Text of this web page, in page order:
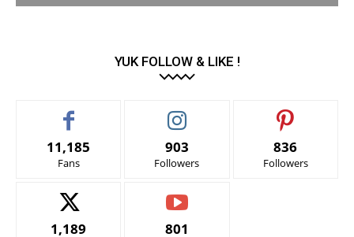
YUK FOLLOW & LIKE !
11,185
Fans
903
Followers
836
Followers
1,189 801